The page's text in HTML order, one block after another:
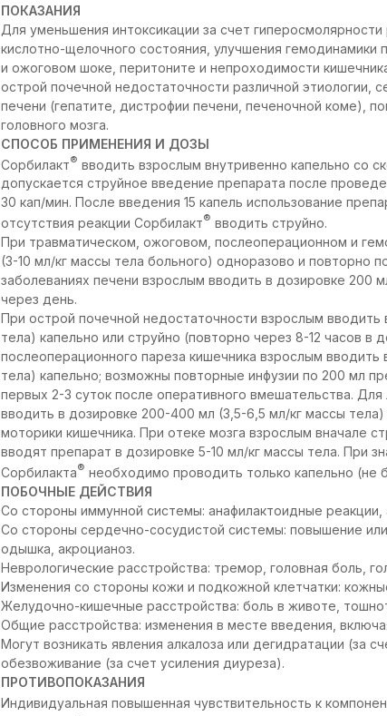
ПОКАЗАНИЯ
Для уменьшения интоксикации за счет
кислотно-щелочного состояния, улучшения
и ожоговом шоке, перитоните и непроходимости
острой почечной недостаточности различной этиологии,
печени (гепатите, дистрофии печени, печеночной коме),
головного мозга.
СПОСОБ ПРИМЕНЕНИЯ И ДОЗЫ
Сорбилакт® вводить взрослым внутривенно капельно со
допускается струйное введение препарата после
30 кап/мин. После введения 15 капель использование
отсутствия реакции Сорбилакт® вводить струйно.
При травматическом, ожоговом, послеоперационном и
(3-10 мл/кг массы тела больного) одноразово и повторно
заболеваниях печени взрослым вводить в дозировке 200
через день.
При острой почечной недостаточности взрослым
тела) капельно или струйно (повторно через 8-12 часов в
послеоперационного пареза кишечника взрослым
тела) капельно; возможны повторные инфузии по 200 мл
первых 2-3 суток после оперативного вмешательства.
вводить в дозировке 200-400 мл (3,5-6,5 мл/кг массы
моторики кишечника. При отеке мозга взрослым вначале
вводят препарат в дозировке 5-10 мл/кг массы тела. При
Сорбилакта® необходимо проводить только капельно (не
ПОБОЧНЫЕ ДЕЙСТВИЯ
Со стороны иммунной системы: анафилактоидные реакции,
Со стороны сердечно-сосудистой системы: повышение
одышка, акроцианоз.
Неврологические расстройства: тремор, головная боль,
Изменения со стороны кожи и подкожной клетчатки:
Желудочно-кишечные расстройства: боль в животе,
Общие расстройства: изменения в месте введения,
Могут возникать явления алкалоза или дегидратации (за
обезвоживание (за счет усиления диуреза).
ПРОТИВОПОКАЗАНИЯ
Индивидуальная повышенная чувствительность к